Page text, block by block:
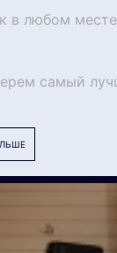
в любом
самый